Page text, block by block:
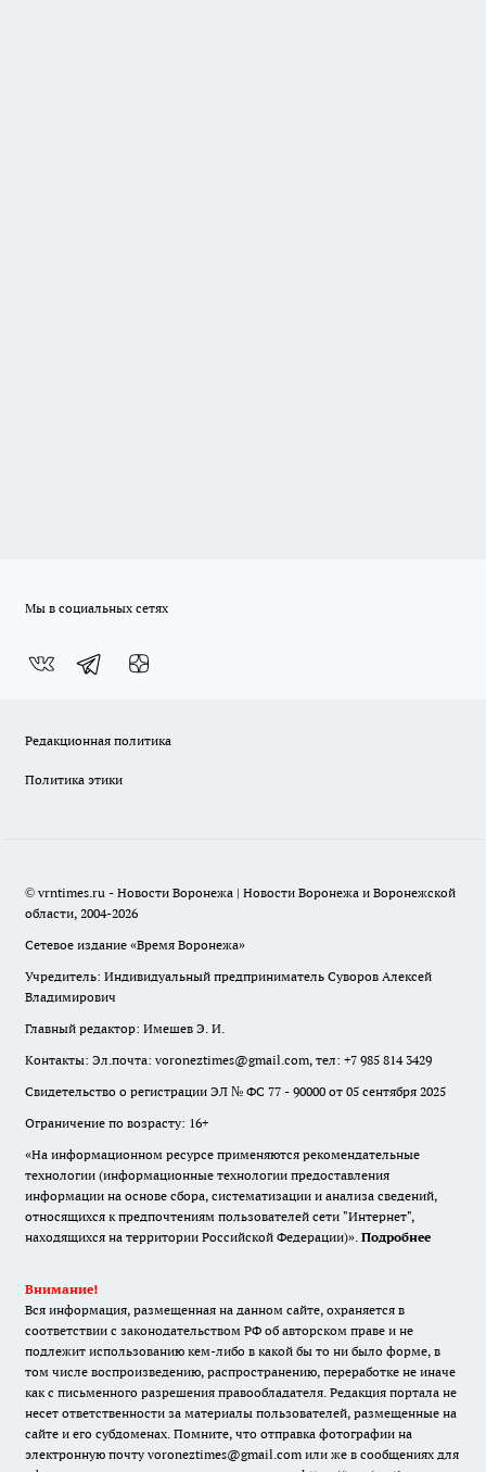
Мы в социальных сетях
Редакционная политика
Политика этики
© vrntimes.ru - Новости Воронежа | Новости Воронежа и Воронежской
области, 2004-2026
Сетевое издание «Время Воронежа»
Учредитель: Индивидуальный предприниматель Суворов Алексей
Владимирович
Главный редактор: Имешев Э. И.
Контакты: Эл.почта: voroneztimes@gmail.com, тел: +7 985 814 3429
Свидетельство о регистрации ЭЛ № ФС 77 - 90000 от 05 сентября 2025
Ограничение по возрасту: 16+
«На информационном ресурсе применяются рекомендательные
технологии (информационные технологии предоставления
информации на основе сбора, систематизации и анализа сведений,
относящихся к предпочтениям пользователей сети "Интернет",
находящихся на территории Российской Федерации)». Подробнее
Внимание!
Вся информация, размещенная на данном сайте, охраняется в
соответствии с законодательством РФ об авторском праве и не
подлежит использованию кем-либо в какой бы то ни было форме, в
том числе воспроизведению, распространению, переработке не иначе
как с письменного разрешения правообладателя. Редакция портала не
несет ответственности за материалы пользователей, размещенные на
сайте и его субдоменах. Помните, что отправка фотографии на
электронную почту voroneztimes@gmail.com или же в сообщениях для